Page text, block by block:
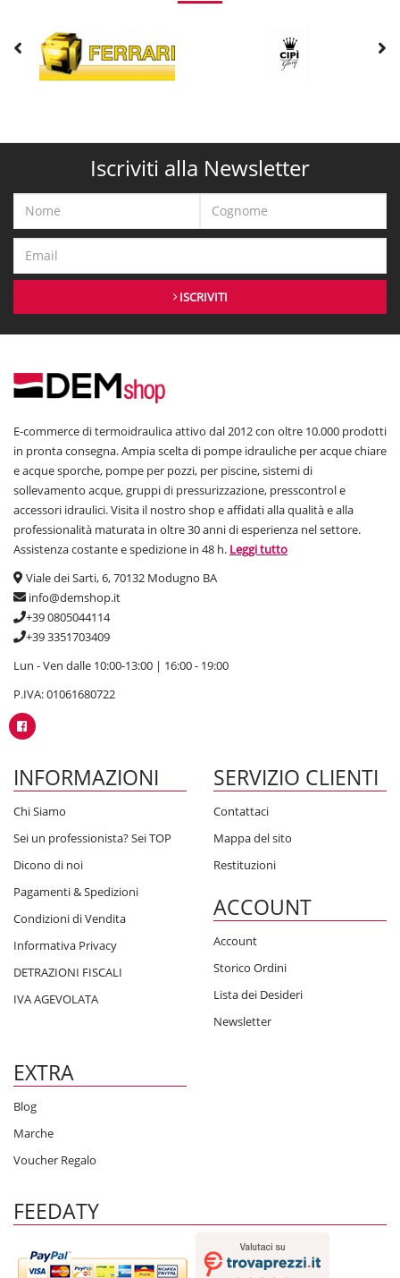
Iscriviti alla Newsletter
ISCRIVITI
E-commerce di termoidraulica attivo dal 2012 con oltre 10.000 prodotti
in pronta consegna. Ampia scelta di pompe idrauliche per acque chiare
e acque sporche, pompe per pozzi, per piscine, sistemi di
sollevamento acque, gruppi di pressurizzazione, presscontrol e
accessori idraulici. Visita il nostro shop e affidati alla qualità e alla
professionalità maturata in oltre 30 anni di esperienza nel settore.
Assistenza costante e spedizione in 48 h. Leggi tutto
Viale dei Sarti, 6, 70132 Modugno BA
info@demshop.it
+39 0805044114
+39 3351703409
Lun - Ven dalle 10:00-13:00 | 16:00 - 19:00
P.IVA: 01061680722
INFORMAZIONI
Chi Siamo
Sei un professionista? Sei TOP
Dicono di noi
Pagamenti & Spedizioni
Condizioni di Vendita
Informativa Privacy
DETRAZIONI FISCALI
IVA AGEVOLATA
SERVIZIO CLIENTI
Contattaci
Mappa del sito
Restituzioni
ACCOUNT
Account
Storico Ordini
Lista dei Desideri
Newsletter
EXTRA
Blog
Marche
Voucher Regalo
FEEDATY